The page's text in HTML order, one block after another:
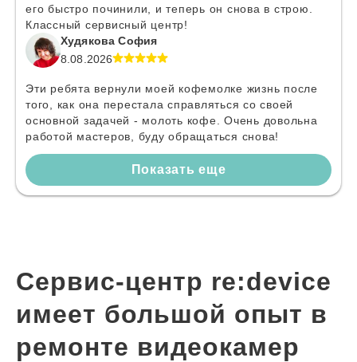
его быстро починили, и теперь он снова в строю.
Классный сервисный центр!
Худякова София
8.08.2026
Эти ребята вернули моей кофемолке жизнь после
того, как она перестала справляться со своей
основной задачей - молоть кофе. Очень довольна
работой мастеров, буду обращаться снова!
Показать еще
Сервис-центр re:device
имеет большой опыт в
ремонте видеокамер